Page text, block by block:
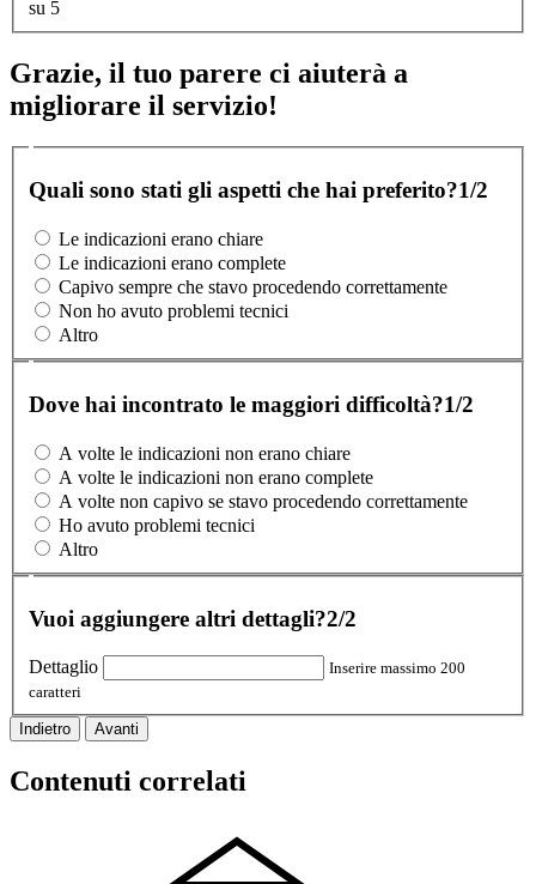
su 5
Grazie, il tuo parere ci aiuterà a
migliorare il servizio!
Quali sono stati gli aspetti che hai preferito?1/2
Le indicazioni erano chiare
Le indicazioni erano complete
Capivo sempre che stavo procedendo correttamente
Non ho avuto problemi tecnici
Altro
Dove hai incontrato le maggiori difficoltà?1/2
A volte le indicazioni non erano chiare
A volte le indicazioni non erano complete
A volte non capivo se stavo procedendo correttamente
Ho avuto problemi tecnici
Altro
Vuoi aggiungere altri dettagli?2/2
Dettaglio
Inserire massimo 200
caratteri
Indietro Avanti
Contenuti correlati